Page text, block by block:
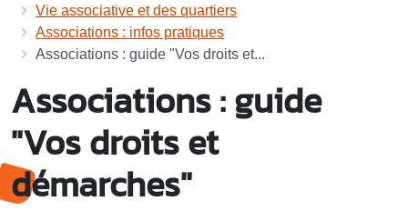
Vie associative et des quartiers
Associations : infos pratiques
Associations : guide "Vos droits et...
Associations : guide
"Vos droits et
démarches"